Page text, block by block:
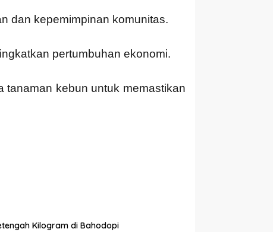
dan kepemimpinan komunitas.
pertumbuhan ekonomi.
tanaman kebun untuk memastikan
Kilogram di Bahodopi